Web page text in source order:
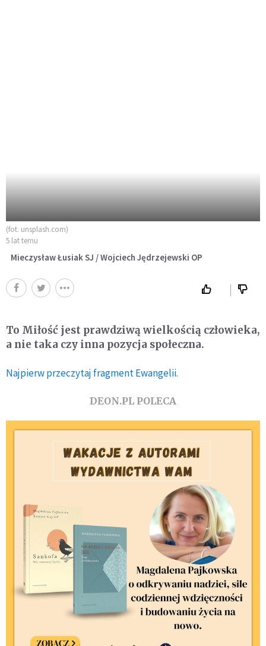
(fot. unsplash.com)
5 lat temu
Mieczysław Łusiak SJ / Wojciech Jędrzejewski OP
To Miłość jest prawdziwą wielkością człowieka,
a nie taka czy inna pozycja społeczna.
Najpierw przeczytaj fragment Ewangelii.
DEON.PL POLECA